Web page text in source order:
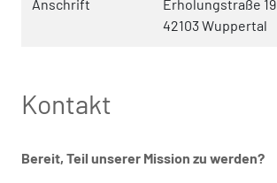
Anschrift
Erholungstraße 19
42103 Wuppertal
Kontakt
Bereit, Teil unserer Mission zu werden?